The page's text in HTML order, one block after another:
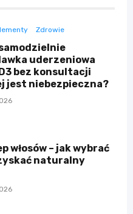
Zdrowie
uderzeniowa
bez konsultacji
jest niebezpieczna?
włosów – jak wybrać
naturalny